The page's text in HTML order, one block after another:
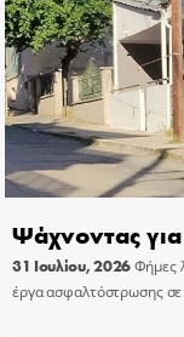
Ψάχνοντας
31 Ιουλίου, 2026Φήμες
έργα ασφαλτόστρωσης